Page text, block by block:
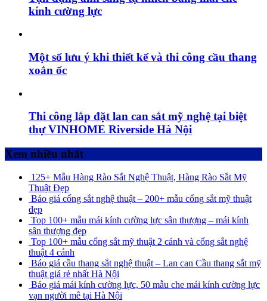
kính cường lực
Một số lưu ý khi thiết kế và thi công cầu thang
xoắn ốc
Thi công lắp đặt lan can sắt mỹ nghệ tại biệt
thự VINHOME Riverside Hà Nội
Xem nhiều nhất
125+ Mẫu Hàng Rào Sắt Nghệ Thuật, Hàng Rào Sắt Mỹ
Thuật Đẹp
Báo giá cổng sắt nghệ thuật – 200+ mẫu cổng sắt mỹ thuật
đẹp
Top 100+ mẫu mái kính cường lực sân thượng – mái kính
sân thượng đẹp
Top 100+ mẫu cổng sắt mỹ thuật 2 cánh và cổng sắt nghệ
thuật 4 cánh
Báo giá cầu thang sắt nghệ thuật – Lan can Cầu thang sắt mỹ
thuật giá rẻ nhất Hà Nội
Báo giá mái kính cường lực, 50 mẫu che mái kính cường lực
vạn người mê tại Hà Nội